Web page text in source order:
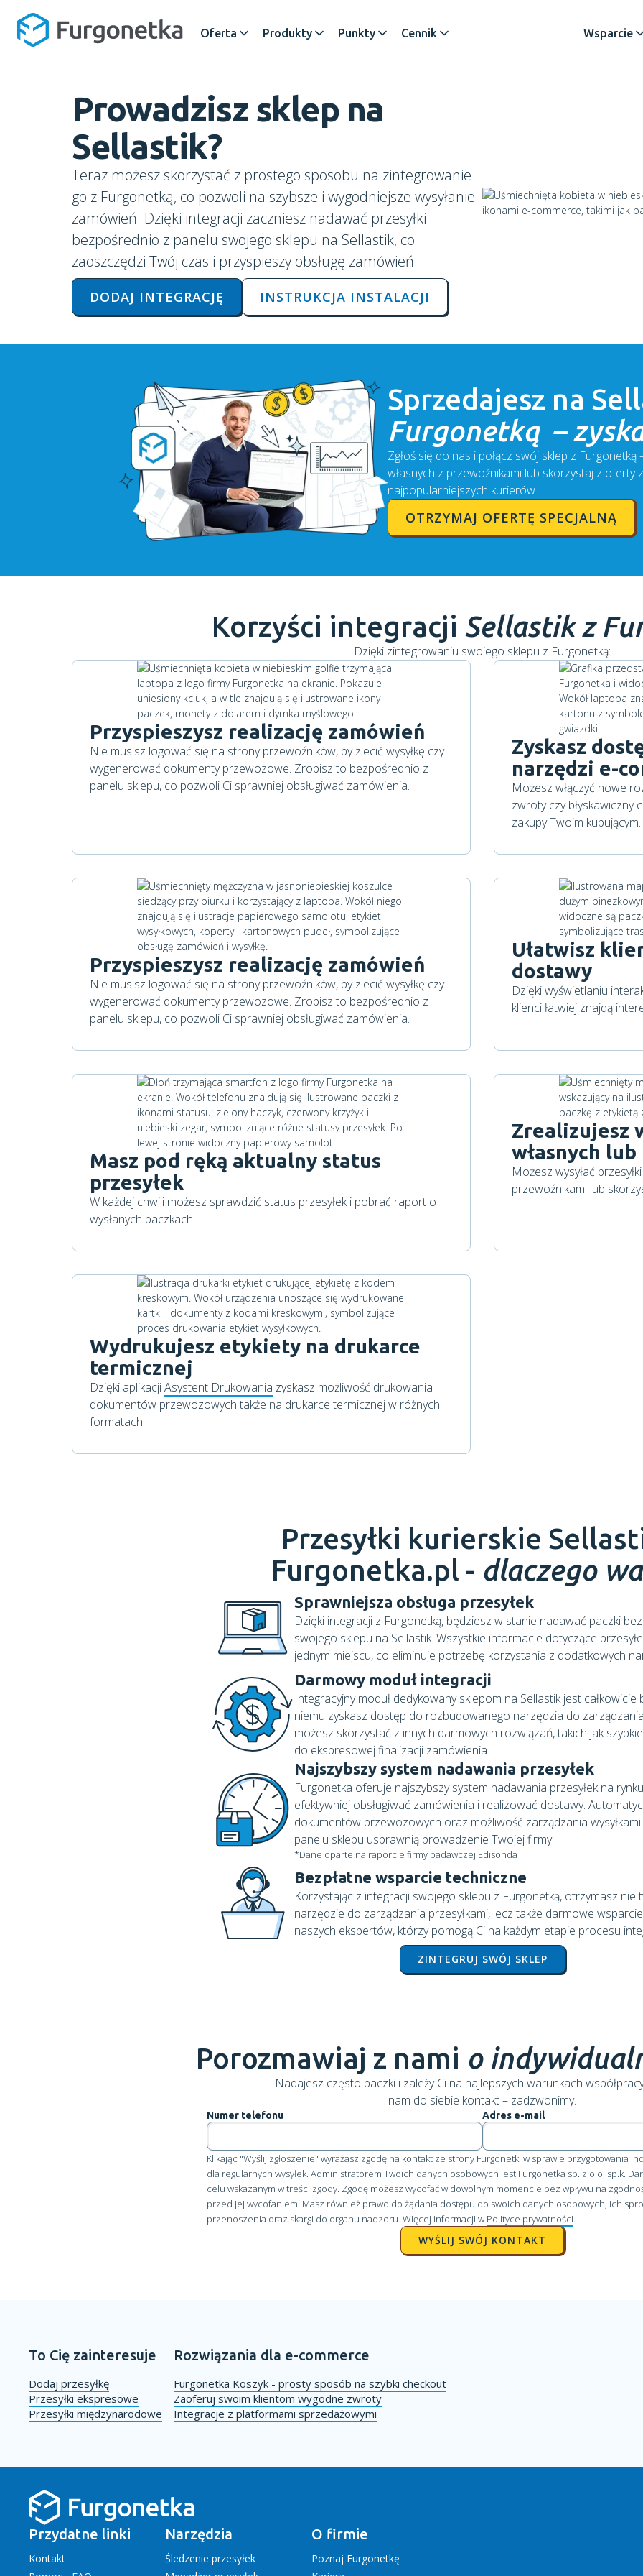
Oferta Produkty Punkty Cennik Wsparcie
Prowadzisz sklep na
Sellastik?
Teraz możesz skorzystać z prostego sposobu na zintegrowanie
go z Furgonetką, co pozwoli na szybsze i wygodniejsze wysyłanie
zamówień. Dzięki integracji zaczniesz nadawać przesyłki
bezpośrednio z panelu swojego sklepu na Sellastik, co
zaoszczędzi Twój czas i przyspieszy obsługę zamówień.
DODAJ INTEGRACJĘ INSTRUKCJA INSTALACJI
Sprzedajesz na
Furgonetką –
Zgłoś się do nas i połącz swój sklep z Furgonetką
własnych z przewoźnikami lub skorzystaj z oferty
najpopularniejszych kurierów.
OTRZYMAJ OFERTĘ SPECJALNĄ
Korzyści integracji Sellastikz
Dzięki zintegrowaniu swojego sklepu z Furgonetką:
Przyspieszysz realizację zamówień
Nie musisz logować się na strony przewoźników, by zlecić wysyłkę czy
wygenerować dokumenty przewozowe. Zrobisz to bezpośrednio z
panelu sklepu, co pozwoli Ci sprawniej obsługiwać zamówienia.
Zyskasz
narzędzi e-
Możesz włączyć nowe
zwroty czy błyskawiczny
zakupy Twoim kupującym.
Przyspieszysz realizację zamówień
Nie musisz logować się na strony przewoźników, by zlecić wysyłkę czy
wygenerować dokumenty przewozowe. Zrobisz to bezpośrednio z
panelu sklepu, co pozwoli Ci sprawniej obsługiwać zamówienia.
Ułatwisz
dostawy
Dzięki wyświetlaniu
klienci łatwiej znajdą
Masz pod ręką aktualny status
przesyłek
W każdej chwili możesz sprawdzić status przesyłek i pobrać raport o
wysłanych paczkach.
Zrealizujesz
własnych
Możesz wysyłać
przewoźnikami lub
Wydrukujesz etykiety na drukarce
termicznej
Dzięki aplikacjiAsystent Drukowania zyskasz możliwość drukowania
dokumentów przewozowych także na drukarce termicznej w różnych
formatach.
Przesyłki kurierskie
Furgonetka.pl - dlaczego
Sprawniejsza obsługa przesyłek
Dzięki integracji z Furgonetką, będziesz w stanie nadawać paczki
swojego sklepu na Sellastik. Wszystkie informacje dotyczące
jednym miejscu, co eliminuje potrzebę korzystania z dodatkowych
Darmowy moduł integracji
Integracyjny moduł dedykowany sklepom na Sellastik jest całkowicie
niemu zyskasz dostęp do rozbudowanego narzędzia do
możesz skorzystać z innych darmowych rozwiązań, takich jak
do ekspresowej finalizacji zamówienia.
Najszybszy system nadawania przesyłek
Furgonetka oferuje najszybszy system nadawania przesyłek na
efektywniej obsługiwać zamówienia i realizować dostawy.
dokumentów przewozowych oraz możliwość zarządzania
panelu sklepu usprawnią prowadzenie Twojej firmy.
*Dane oparte na raporcie firmy badawczej Edisonda
Bezpłatne wsparcie techniczne
Korzystając z integracji swojego sklepu z Furgonetką, otrzymasz nie
narzędzie do zarządzania przesyłkami, lecz także darmowe
naszych ekspertów, którzy pomogą Ci na każdym etapie procesu
ZINTEGRUJ SWÓJ SKLEP
Porozmawiaj z nami o
Nadajesz często paczki i zależy Ci na najlepszych warunkach
nam do siebie kontakt – zadzwonimy.
Numer telefonu Adres e-mail
Klikając "Wyślij zgłoszenie" wyrażasz zgodę na kontakt ze strony Furgonetki w sprawie przygotowania
dla regularnych wysyłek. Administratorem Twoich danych osobowych jest Furgonetka sp. z o.o. sp.k.
celu wskazanym w treści zgody. Zgodę możesz wycofać w dowolnym momencie bez wpływu na
przed jej wycofaniem. Masz również prawo do żądania dostępu do swoich danych osobowych, ich
przenoszenia oraz skargi do organu nadzoru. Więcej informacji w Polityce prywatności
To Cię zainteresuje
Dodaj przesyłkę
Przesyłki ekspresowe
Przesyłki międzynarodowe
Rozwiązania dla e-commerce
Furgonetka Koszyk - prosty sposób na szybki checkout
Zaoferuj swoim klientom wygodne zwroty
Integracje z platformami sprzedażowymi
Przydatne linki
Kontakt
Narzędzia
Śledzenie przesyłek
O firmie
Poznaj Furgonetkę